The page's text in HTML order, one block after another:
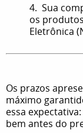
4. Sua
os
Eletrônica
Os prazos
máximo
essa
bem antes do